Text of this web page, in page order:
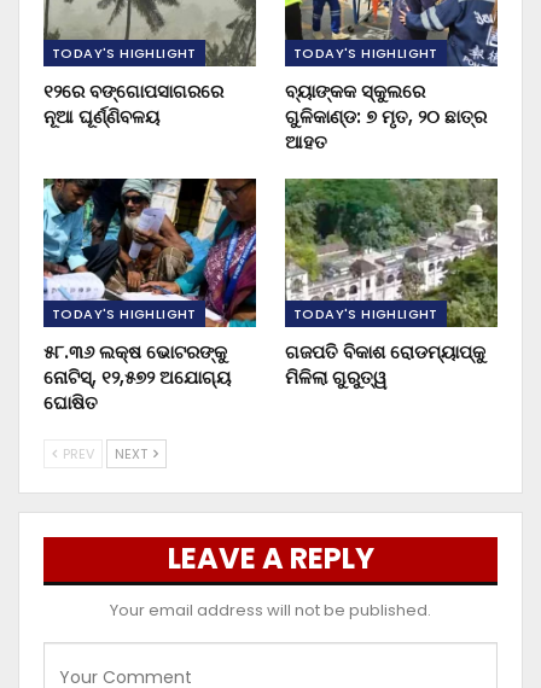
TODAY'S HIGHLIGHT
୧୨ରେ ବଙ୍ଗୋପସାଗରରେ
ନୂଆ ଘୂର୍ଣ୍ଣିବଳୟ
TODAY'S HIGHLIGHT
ବ୍ୟାଙ୍କକ ସ୍କୁଲରେ
ଗୁଳିକାଣ୍ଡ: ୭ ମୃତ, ୨୦ ଛାତ୍ର
ଆହତ
TODAY'S HIGHLIGHT
୫୮.୩୬ ଲକ୍ଷ ଭୋଟରଙ୍କୁ
ନୋଟିସ୍‌, ୧୨,୫୭୨ ଅଯୋଗ୍ୟ
ଘୋଷିତ
TODAY'S HIGHLIGHT
ଗଜପତି ବିକାଶ ରୋଡମ୍ୟାପ୍‌କୁ
ମିଳିଲା ଗୁରୁତ୍ୱ
PREV NEXT
LEAVE A REPLY
Your email address will not be published.